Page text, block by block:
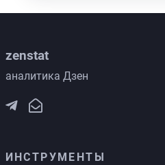
zenstat
аналитика Дзен
ИНСТРУМЕНТЫ